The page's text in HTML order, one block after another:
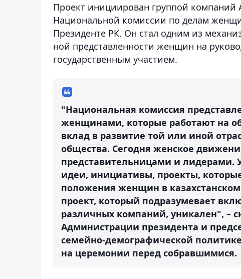
Проект инициирован группой
Национальной комиссии по делам
Президенте РК. Он стал одним из
ной представленности женщин на
государственным участием.
"Национальная комиссия
женщинами, которые работают на
вклад в развитие той или иной
общества. Сегодня женское
представительницами и лидерами.
идеи, инициативы, проекты,
положения женщин в
проект, который подразумевает
различных компаний, уникален", –
Администрации президента и
семейно-демографической
на церемонии перед собравшимися.